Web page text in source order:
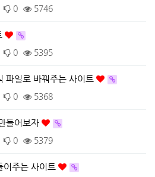
0 5746
0 5395
파일로 바꿔주는 사이트
0 5368
들어보자
0 5379
어주는 사이트